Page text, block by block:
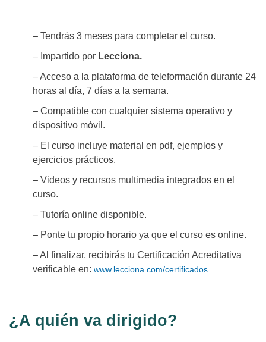
– Tendrás 3 meses para completar el curso.
– Impartido por Lecciona.
– Acceso a la plataforma de teleformación durante 24
horas al día, 7 días a la semana.
– Compatible con cualquier sistema operativo y
dispositivo móvil.
– El curso incluye material en pdf, ejemplos y
ejercicios prácticos.
– Videos y recursos multimedia integrados en el
curso.
– Tutoría online disponible.
– Ponte tu propio horario ya que el curso es online.
– Al finalizar, recibirás tu Certificación Acreditativa
verificable en: www.lecciona.com/certificados
¿A quién va dirigido?